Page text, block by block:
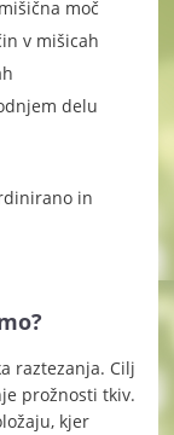
moč
v mišicah
delu
in
raztezanja. Cilj
prožnosti tkiv.
kjer